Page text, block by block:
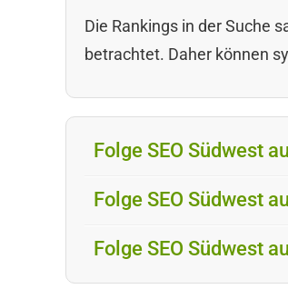
Die Rankings in der Suche
betrachtet. Daher können
Folge SEO Südwest
Folge SEO Südwest
Folge SEO Südwest